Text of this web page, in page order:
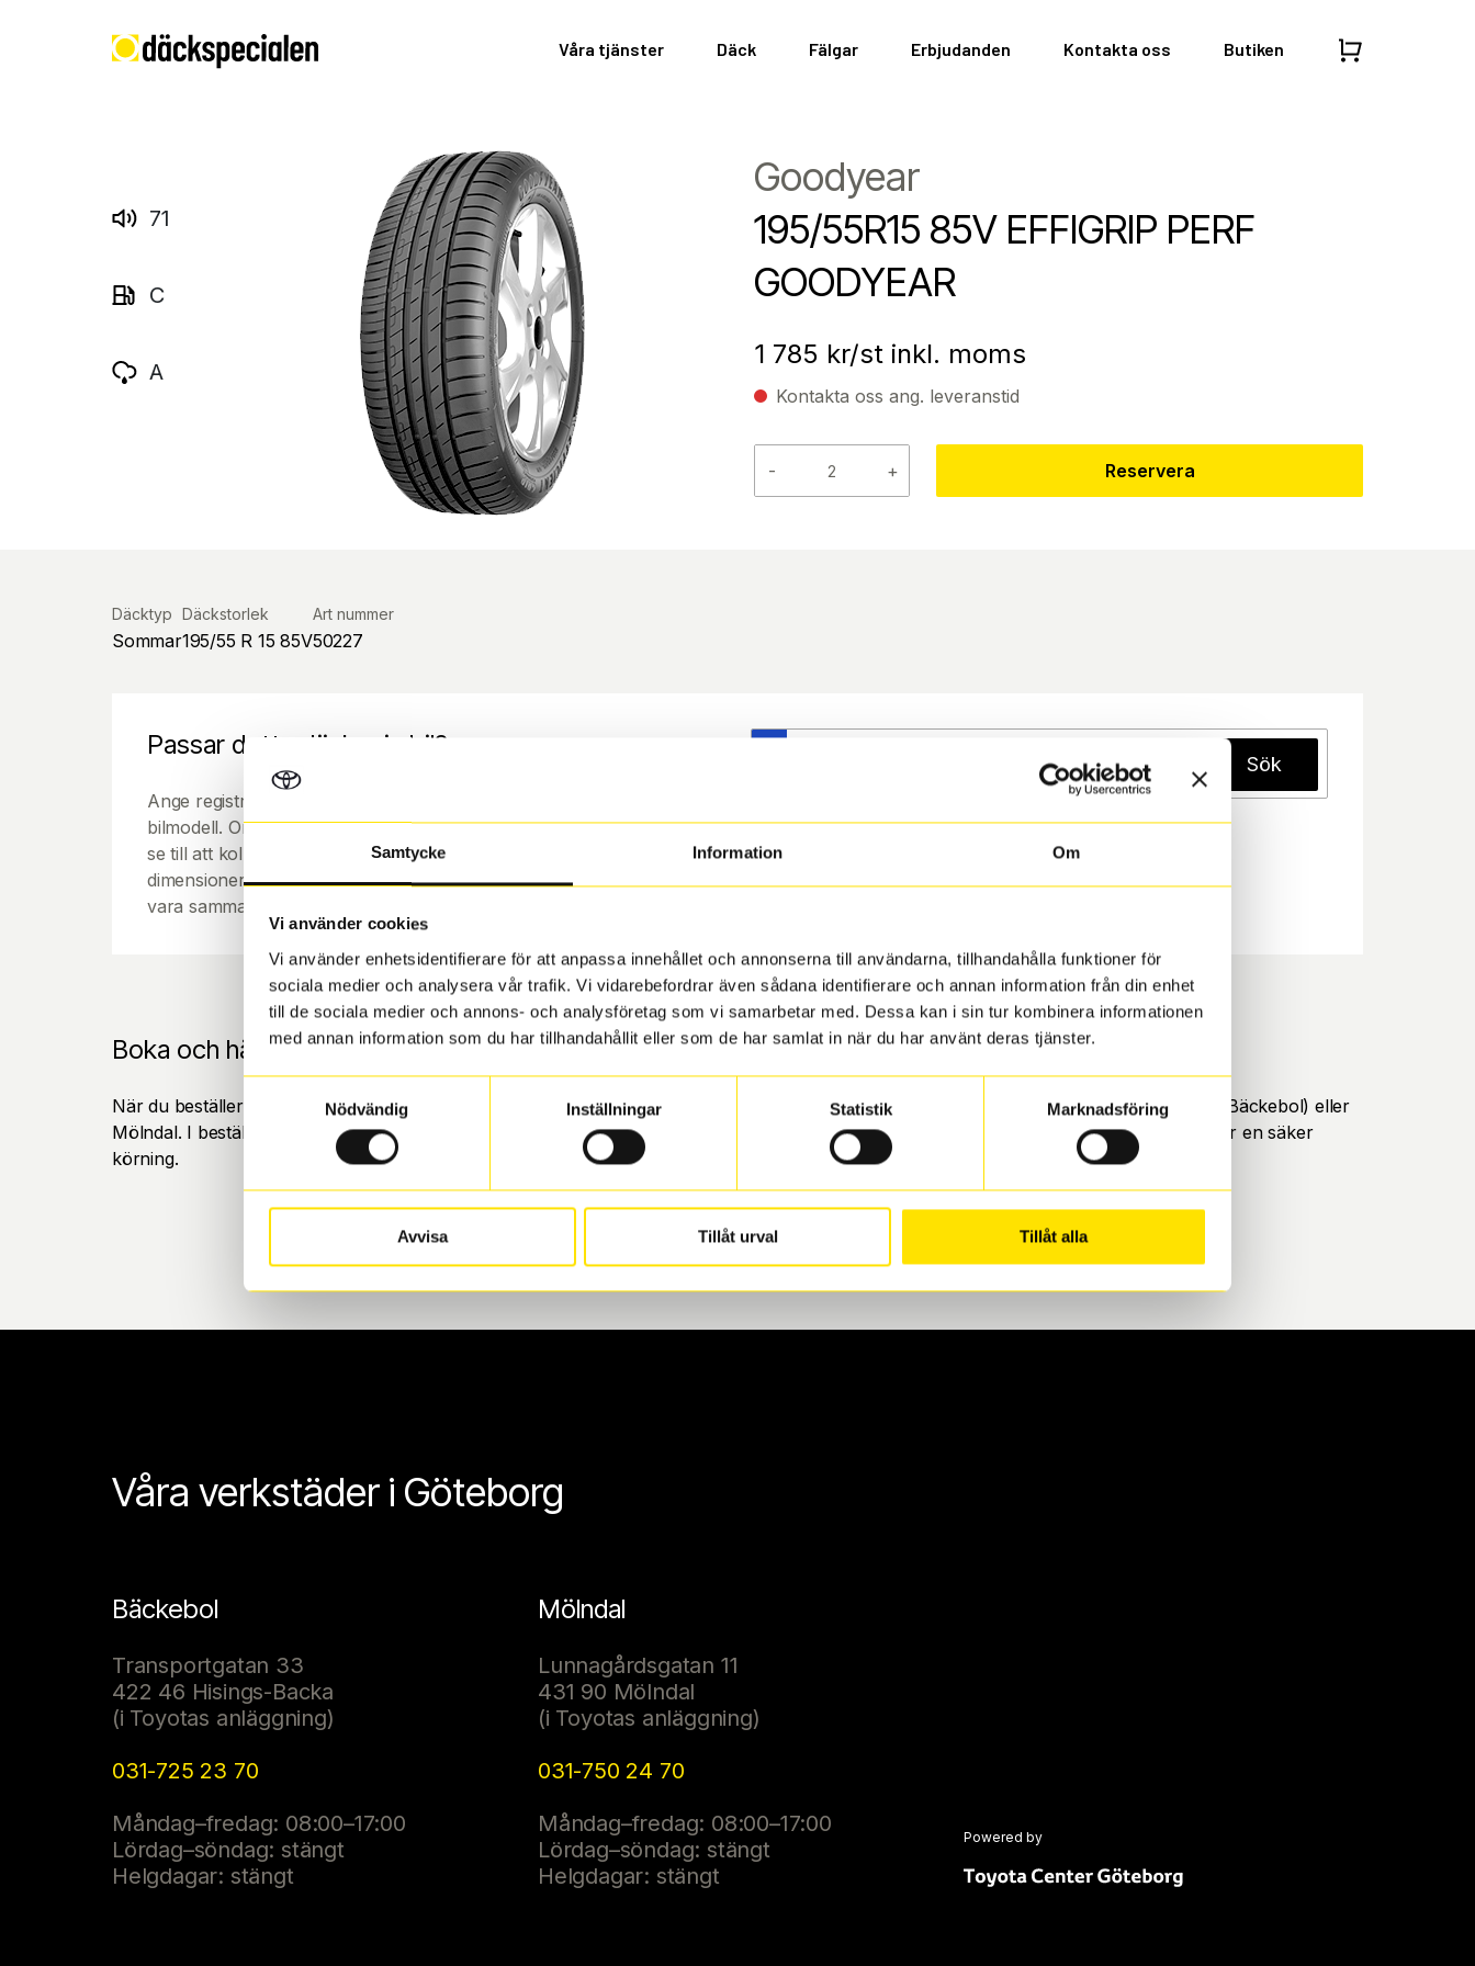
Samtycke Information Om
Vi använder cookies
Vi använder enhetsidentifierare för att anpassa innehållet och annonserna till användarna, tillhandahålla funktioner för
sociala medier och analysera vår trafik. Vi vidarebefordrar även sådana identifierare och annan information från din enhet
till de sociala medier och annons- och analysföretag som vi samarbetar med. Dessa kan i sin tur kombinera informationen
med annan information som du har tillhandahållit eller som de har samlat in när du har använt deras tjänster.
Nödvändig
Inställningar Statistik Marknadsföring
Avvisa Tillåt urval Tillåt alla
Våra tjänster Däck Fälgar Erbjudanden Kontakta oss Butiken
71
C
A
Goodyear
195/55R15 85V EFFIGRIP PERF
GOODYEAR
1 785 kr/st inkl. moms
Kontakta oss ang. leveranstid
- + Reservera
Däcktyp
Sommar
Däckstorlek
195/55 R 15 85V
Art nummer
50227
Passar detta däck min bil?
Ange registreringsnummer för att se om det däck du valt passar din
bilmodell. Om du köper däck som skall sättas på dina befintliga fälgar,
se till att kolla en extra gång så att däck och fälg har samma
dimensioner. Ibland kan fälgen ha bytts ut under årens lopp och inte
vara samma dimension som bilen hade ut från fabrik.
Sök
Boka och hämta hos Däckspecialen
När du beställer dina nya däck eller fälgar hos oss levereras de direkt till någon av våra däckverkstäder i Göteborg. Välj mellan Hisingen (Bäckebol) eller
Mölndal. I beställningen anger du datum och tid för upphämtning eller service. När vi byter dina däck ser vi till att de uppfyller alla krav för en säker
körning.
Våra verkstäder i Göteborg
Bäckebol
Transportgatan 33
422 46 Hisings-Backa
(i Toyotas anläggning)
031-725 23 70
Måndag–fredag: 08:00–17:00
Lördag–söndag: stängt
Helgdagar: stängt
Mölndal
Lunnagårdsgatan 11
431 90 Mölndal
(i Toyotas anläggning)
031-750 24 70
Måndag–fredag: 08:00–17:00
Lördag–söndag: stängt
Helgdagar: stängt
Powered by